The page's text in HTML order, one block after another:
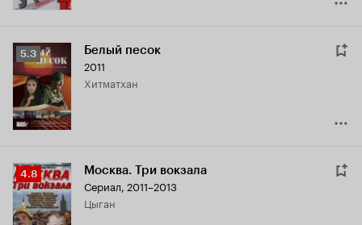
Рейтинг
Кинопоиска
5.3
5.3 Белый песок
2011
Хитматхан
Рейтинг
Кинопоиска
4.8
4.8 Москва. Три вокзала
Сериал, 2011–2013
цыган